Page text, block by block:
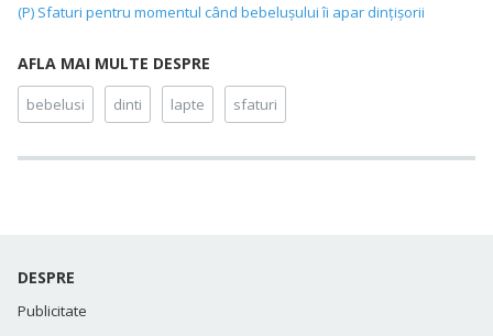
(P) Sfaturi pentru momentul când bebeluşului îi apar dinţişorii
AFLA MAI MULTE DESPRE
bebelusi dinti lapte sfaturi
DESPRE
Publicitate